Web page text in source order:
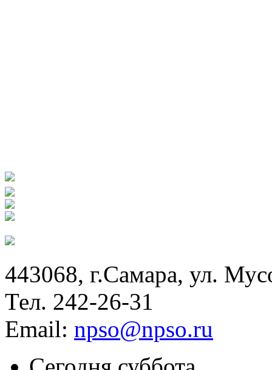
443068, г.Самара, ул.
Тел. 242-26-31
Email: npso@npso.ru